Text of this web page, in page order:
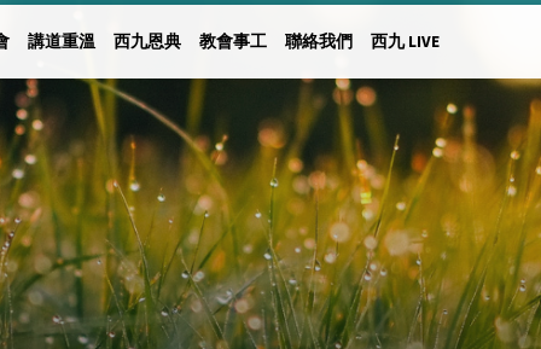
講道重溫 西九恩典 教會事工 聯絡我們 西九 LIVE